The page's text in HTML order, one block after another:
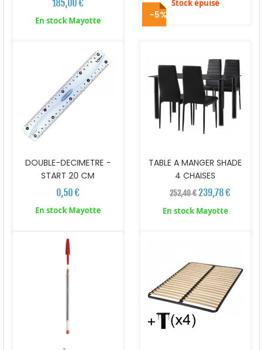
185,00 €
En stock Mayotte
Stock épuisé
DOUBLE-DECIMETRE -
START 20 CM
0,50 €
En stock Mayotte
-5%
TABLE A MANGER SHADE
4 CHAISES
252,40 € 239,78 €
En stock Mayotte